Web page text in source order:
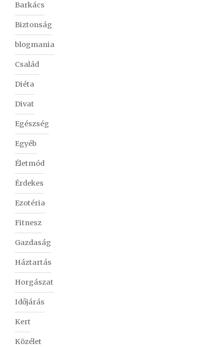
Barkács
Biztonság
blogmania
Család
Diéta
Divat
Egészség
Egyéb
Életmód
Érdekes
Ezotéria
Fitnesz
Gazdaság
Háztartás
Horgászat
Időjárás
Kert
Közélet